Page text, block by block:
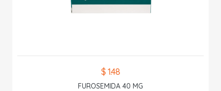
$ 1.48
FUROSEMIDA 40 MG